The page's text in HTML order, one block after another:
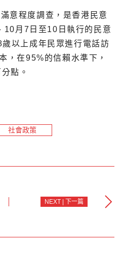
意程度調查，是香港民意
10月7日至10日執行的民意
以上成年民眾進行電話訪
，在95%的信賴水準下，
點。
社會政策
NEXT | 下一篇